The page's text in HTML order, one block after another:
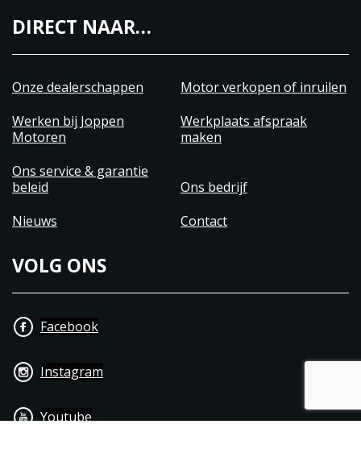
DIRECT NAAR…
Onze dealerschappen
Motor verkopen of inruilen
Werken bij Joppen
Motoren
Werkplaats afspraak
maken
Ons service & garantie
beleid
Ons bedrijf
Nieuws
Contact
VOLG ONS
Facebook
Instagram
Youtube